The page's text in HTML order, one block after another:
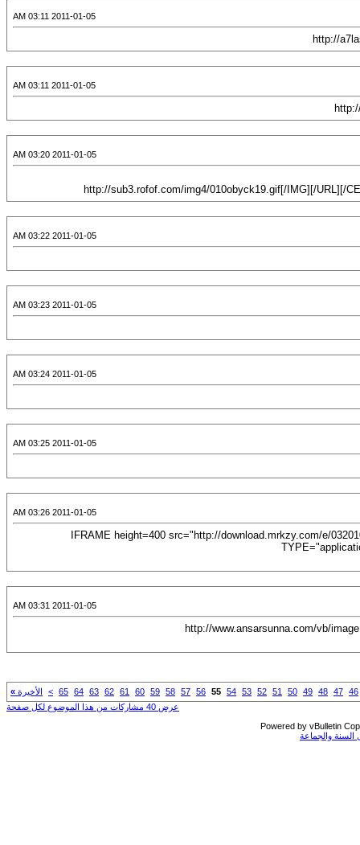
2011-01-05 03:11 AM
2011-01-05 03:11 AM
2011-01-05 03:20 AM
2011-01-05 03:22 AM
2011-01-05 03:23 AM
2011-01-05 03:24 AM
2011-01-05 03:25 AM
2011-01-05 03:26 AM
[CENTER]<IFRAME height=400 src="http://
2011-01-05 03:31 AM
[CENTER][URL="http://www.alsalafway.com/Sisters/showthread.php?t=2915"][IMG]http://
46
47
48
49
50
51
52
53
54
55
56
57
58
59
60
61
62
63
64
65
> الأخيرة »
عرض 40 مشاركات من هذا الموضوع لكل صفحة
Powered by vBulletin
والجماعة